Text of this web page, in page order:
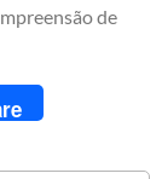
de